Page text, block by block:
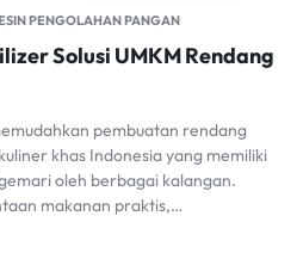
PENGOLAHAN PANGAN
Solusi UMKM Rendang
pembuatan rendang
khas Indonesia yang memiliki
oleh berbagai kalangan.
makanan praktis,…